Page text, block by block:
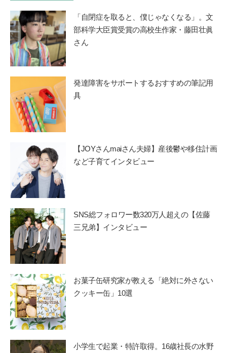
「自閉症を取ると、僕じゃなくなる」。文
部科学大臣賞受賞の高校生作家・藤田壮眞
さん
発達障害をサポートするおすすめの筆記用
具
【JOYさんmaiさん夫婦】産後鬱や移住計画
など子育てインタビュー
SNS総フォロワー数320万人超えの【佐藤
三兄弟】インタビュー
お菓子缶研究家が教える「絶対に外さない
クッキー缶」10選
小学生で起業・特許取得。16歳社長の水野